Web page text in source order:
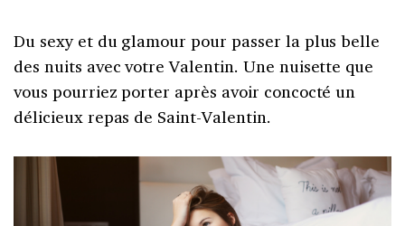
Du sexy et du glamour pour passer la plus belle
des nuits avec votre Valentin. Une nuisette que
vous pourriez porter après avoir concocté un
délicieux repas de Saint-Valentin.